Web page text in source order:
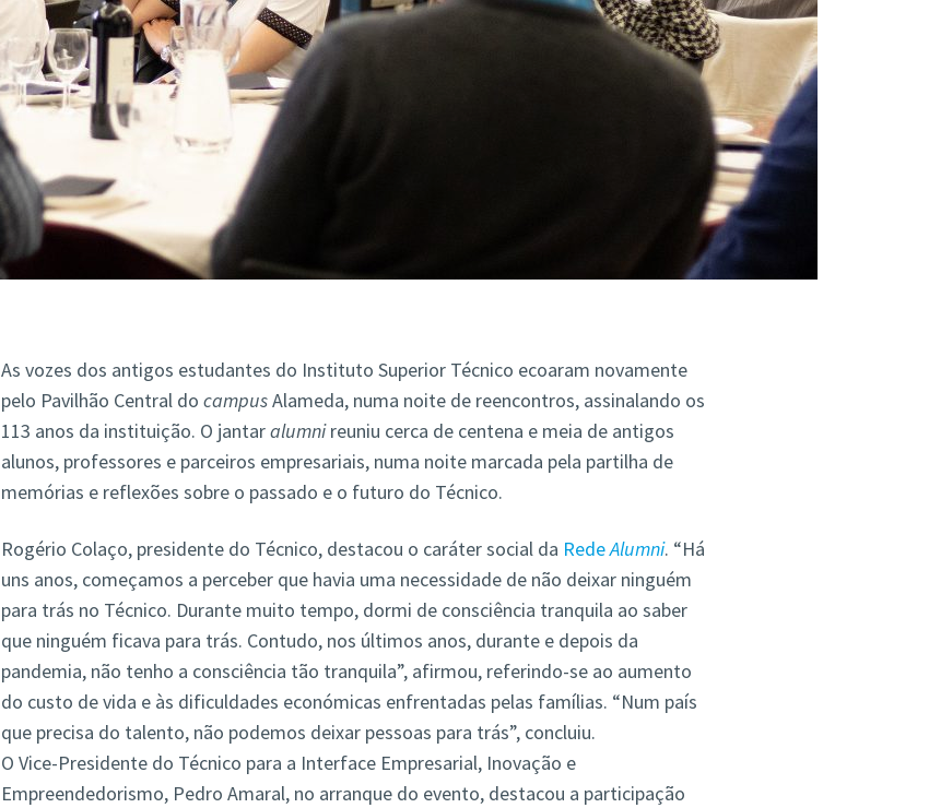
As vozes dos antigos estudantes do Instituto Superior Técnico ecoaram novamente
pelo Pavilhão Central do campusAlameda, numa noite de reencontros, assinalando os
113 anos da instituição. O jantaralumnireuniu cerca de centena e meia de antigos
alunos, professores e parceiros empresariais, numa noite marcada pela partilha de
memórias e reflexões sobre o passado e o futuro do Técnico.
Rogério Colaço, presidente do Técnico, destacou o caráter social da RedeAlumni. “Há
uns anos, começamos a perceber que havia uma necessidade de não deixar ninguém
para trás no Técnico. Durante muito tempo, dormi de consciência tranquila ao saber
que ninguém ficava para trás. Contudo, nos últimos anos, durante e depois da
pandemia, não tenho a consciência tão tranquila”, afirmou, referindo-se ao aumento
do custo de vida e às dificuldades económicas enfrentadas pelas famílias. “Num país
que precisa do talento, não podemos deixar pessoas para trás”, concluiu.
O Vice-Presidente do Técnico para a Interface Empresarial, Inovação e
Empreendedorismo, Pedro Amaral, no arranque do evento, destacou a participação